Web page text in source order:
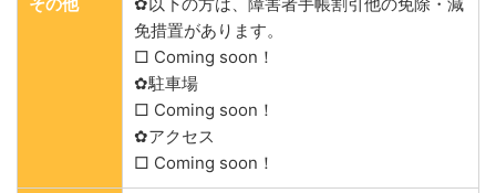
免措置があります。
□ Coming soon！
✿駐車場
□ Coming soon！
✿アクセス
□ Coming soon！